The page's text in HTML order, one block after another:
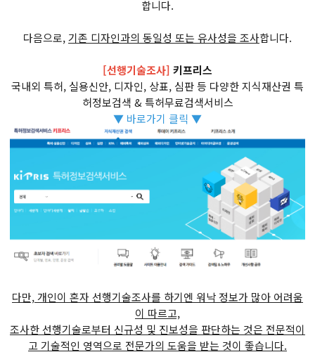
합니다.
다음으로,기존 디자인과의 동일성 또는 유사성을 조사합니다.
[선행기술조사] 키프리스
국내외 특허, 실용신안, 디자인, 상표, 심판 등 다양한 지식재산권 특
허정보검색 & 특허무료검색서비스
▼ 바로가기 클릭 ▼
다만, 개인이 혼자 선행기술조사를 하기엔 워낙 정보가 많아 어려움
이 따르고,
조사한 선행기술로부터 신규성 및 진보성을 판단하는 것은 전문적이
고 기술적인 영역으로 전문가의 도움을 받는 것이 좋습니다.